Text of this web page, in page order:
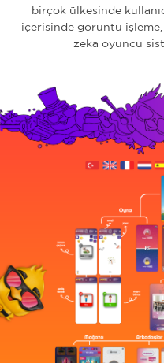
birçok ülkesinde
içerisinde görüntü
zeka oyuncu